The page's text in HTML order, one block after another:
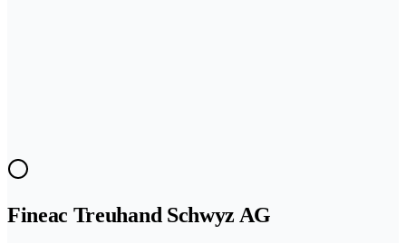
Fineac Treuhand Schwyz AG